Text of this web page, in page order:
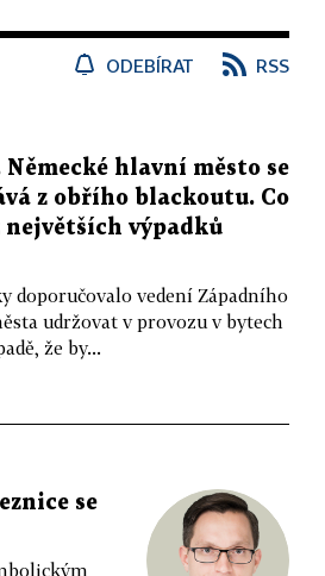
ODEBÍRAT RSS
hlavní město se
z obřího blackoutu. Co
největších výpadků
doporučovalo vedení Západního
udržovat v provozu v bytech
že by...
se